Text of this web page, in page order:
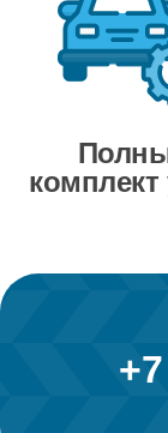
комплект